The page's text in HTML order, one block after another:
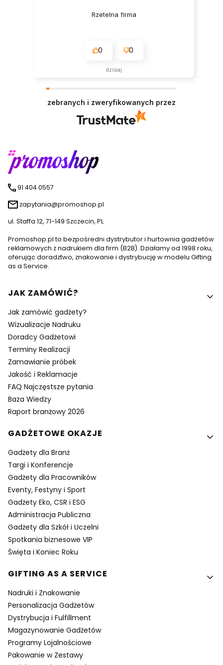
Rzetelna firma
0 0
dzisiaj
zebranych i zweryfikowanych przez
91 404 0557
zapytania@promoshop.pl
ul. Staffa 12, 71-149 Szczecin, PL
Promoshop.pl to bezpośredni dystrybutor i hurtownia gadżetów
reklamowych z nadrukiem dla firm (B2B). Działamy od 1998 roku,
oferując doradztwo, znakowanie i dystrybucję w modelu Gifting
as a Service.
Linki w stopce
JAK ZAMÓWIĆ?
Jak zamówić gadżety?
Wizualizacje Nadruku
Doradcy Gadżetowi
Terminy Realizacji
Zamawianie próbek
Jakość i Reklamacje
FAQ Najczęstsze pytania
Baza Wiedzy
Raport branżowy 2026
GADŻETOWE OKAZJE
Gadżety dla Branż
Targi i Konferencje
Gadżety dla Pracowników
Eventy, Festyny i Sport
Gadżety Eko, CSR i ESG
Administracja Publiczna
Gadżety dla Szkół i Uczelni
Spotkania biznesowe VIP
Święta i Koniec Roku
GIFTING AS A SERVICE
Nadruki i Znakowanie
Personalizacja Gadżetów
Dystrybucja i Fulfillment
Magazynowanie Gadżetów
Programy Lojalnościowe
Pakowanie w Zestawy